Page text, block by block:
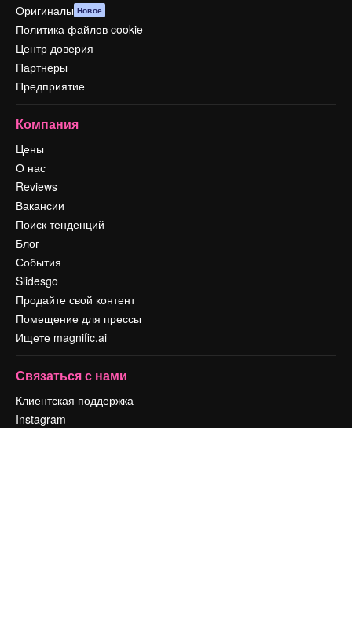
Оригиналы Новое
Политика файлов cookie
Центр доверия
Партнеры
Предприятие
Компания
Цены
О нас
Reviews
Вакансии
Поиск тенденций
Блог
События
Slidesgo
Продайте свой контент
Помещение для прессы
Ищете magnific.ai
Связаться с нами
Клиентская поддержка
Instagram